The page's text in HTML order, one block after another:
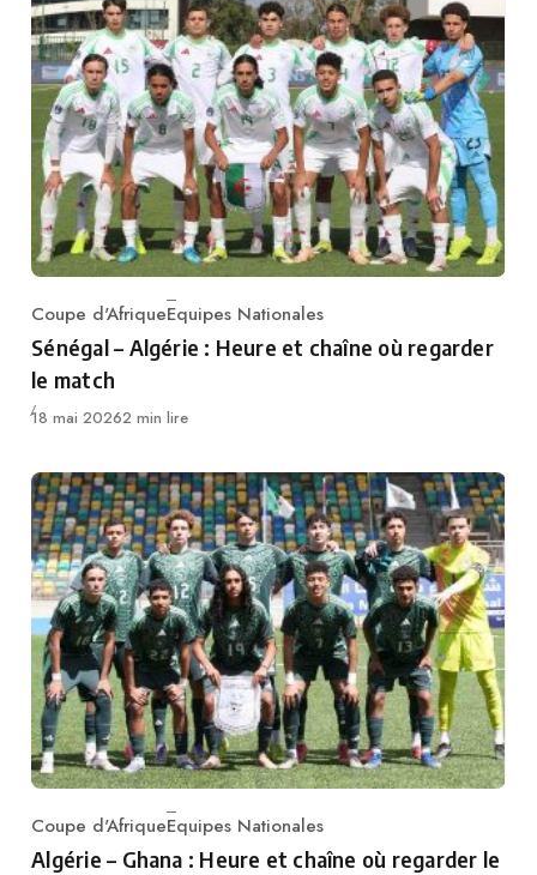
Category
Coupe d'AfriqueEquipes Nationales
Sénégal – Algérie : Heure et chaîne où regarder
le match
Publié
18 mai 20262 min lire
Category
Coupe d'AfriqueEquipes Nationales
Algérie – Ghana : Heure et chaîne où regarder le